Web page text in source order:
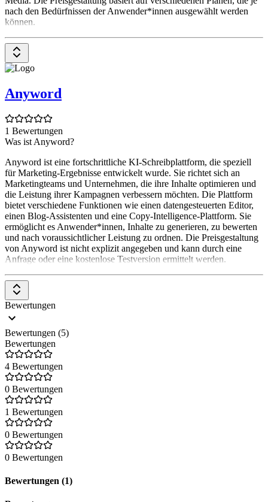
nach den Bedürfnissen der Anwender*innen ausgewählt werden
können.
Anyword
1 Bewertungen
Was ist Anyword?
Anyword ist eine fortschrittliche KI-Schreibplattform, die speziell
für Marketing-Ergebnisse entwickelt wurde. Sie richtet sich an
Marketingteams und Unternehmen, die ihre Inhalte optimieren und
die Leistung ihrer Kampagnen verbessern möchten. Die Plattform
bietet verschiedene Funktionen wie einen datengesteuerten Editor,
einen Blog-Assistenten und eine Copy-Intelligence-Plattform. Sie
ermöglicht es Anwender*innen, Inhalte zu generieren, zu bewerten
und nach voraussichtlicher Leistung zu ordnen. Die Preisgestaltung
von Anyword ist nicht explizit angegeben und kann durch eine
Anfrage oder eine kostenlose Testversion ermittelt werden.
Bewertungen
Bewertungen (5)
Bewertungen
4 Bewertungen
0 Bewertungen
1 Bewertungen
0 Bewertungen
0 Bewertungen
Bewertungen (1)